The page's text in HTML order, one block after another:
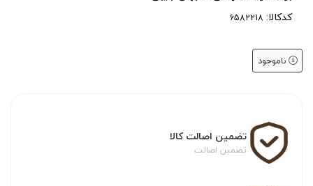
کدکالا:
ناموجود
تضمین اصالت کالا
تضمین اصالت